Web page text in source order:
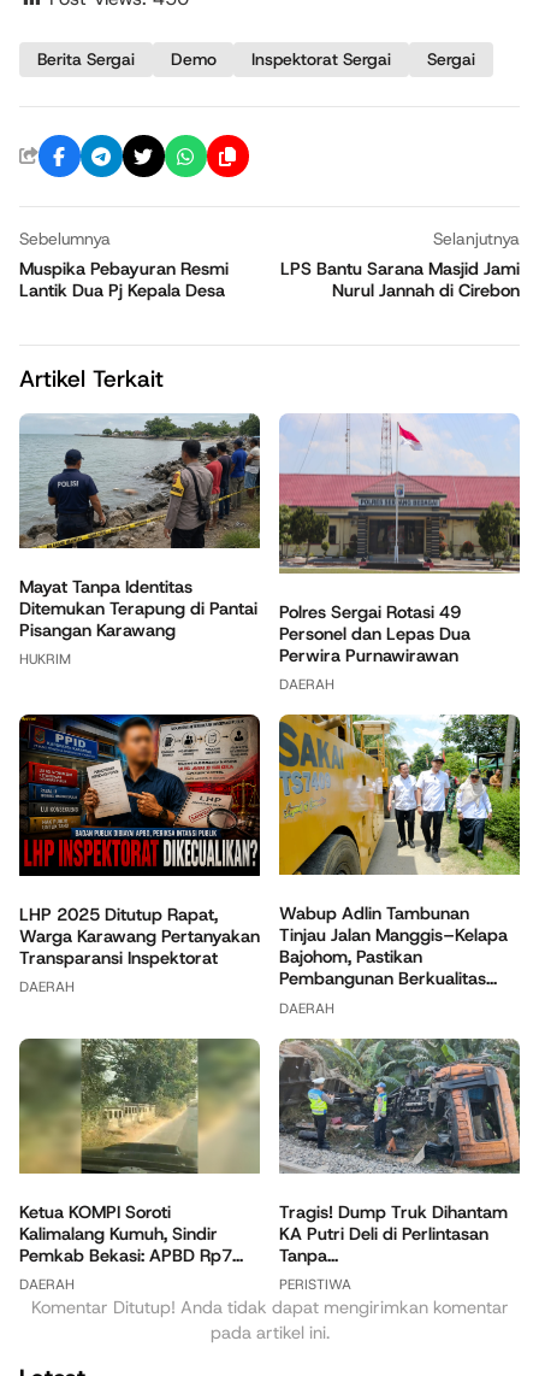
Berita Sergai Demo Inspektorat Sergai Sergai
Sebelumnya
Muspika Pebayuran Resmi
Lantik Dua Pj Kepala Desa
Selanjutnya
LPS Bantu Sarana Masjid Jami
Nurul Jannah di Cirebon
Artikel Terkait
Mayat Tanpa Identitas
Ditemukan Terapung di Pantai
Pisangan Karawang
HUKRIM
Polres Sergai Rotasi 49
Personel dan Lepas Dua
Perwira Purnawirawan
DAERAH
LHP 2025 Ditutup Rapat,
Warga Karawang Pertanyakan
Transparansi Inspektorat
DAERAH
Wabup Adlin Tambunan
Tinjau Jalan Manggis–Kelapa
Bajohom, Pastikan
Pembangunan Berkualitas...
DAERAH
Ketua KOMPI Soroti
Kalimalang Kumuh, Sindir
Pemkab Bekasi: APBD Rp7...
DAERAH
Tragis! Dump Truk Dihantam
KA Putri Deli di Perlintasan
Tanpa...
PERISTIWA
Komentar Ditutup! Anda tidak dapat mengirimkan komentar
pada artikel ini.